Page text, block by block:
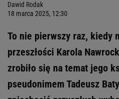
Dawid Rodak
18 marca 2025, 12:30
To nie pierwszy raz, kiedy
przeszłości Karola
zrobiło się na temat jego
pseudonimem Tadeusz